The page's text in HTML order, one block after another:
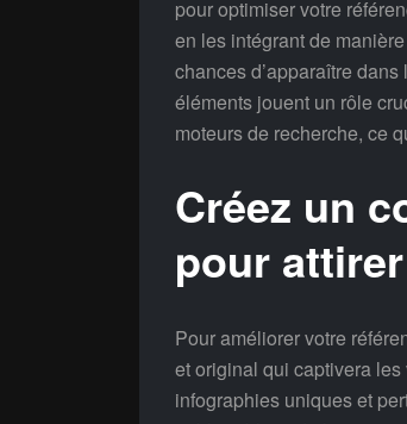
pour optimiser votre
en les intégrant de
chances d’apparaître
éléments jouent un rôle
moteurs de recherche, ce
Créez un
pour
Pour améliorer votre
et original qui captivera
infographies uniques et